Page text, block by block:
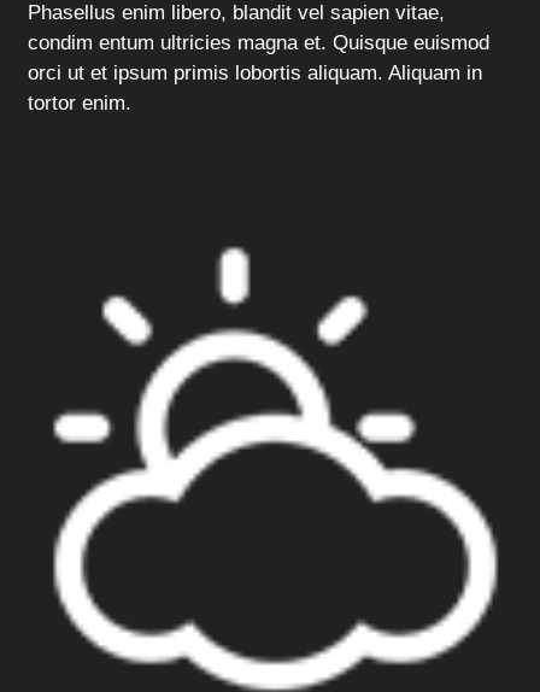
Phasellus enim libero, blandit vel sapien vitae,
condim entum ultricies magna et. Quisque euismod
orci ut et ipsum primis lobortis aliquam. Aliquam in
tortor enim.